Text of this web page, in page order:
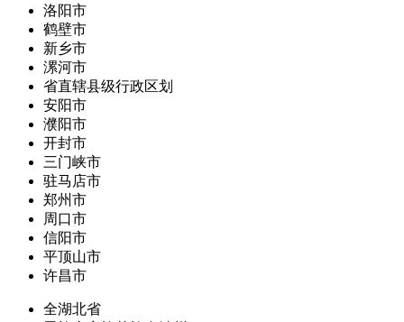
洛阳市
鹤壁市
新乡市
漯河市
省直辖县级行政区划
安阳市
濮阳市
开封市
三门峡市
驻马店市
郑州市
周口市
信阳市
平顶山市
许昌市
全湖北省